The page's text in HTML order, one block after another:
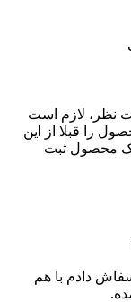
نظر، لازم است
را قبلا از این
محصول ثبت
سفاش دادم با هم